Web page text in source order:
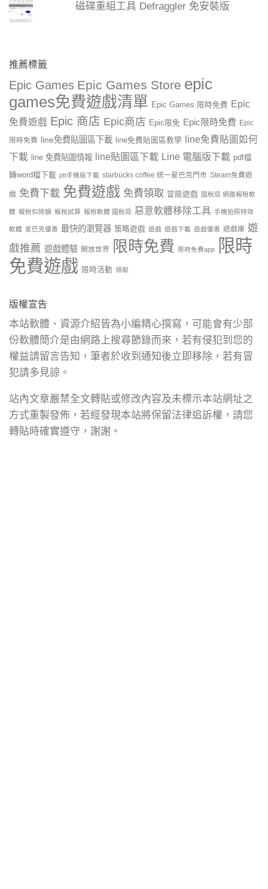
磁碟重組工具 Defraggler 免安裝版
推薦標籤
Epic Games Epic Games Store epic
games免費遊戲清單 Epic Games 限時免費 Epic
免費遊戲 Epic 商店 Epic商店 Epic限免 Epic限時免費 Epic
限時免費 line免費貼圖區下載 line免費貼圖區教學
line免費貼圖如何
下載
line 免費貼圖情報 line貼圖區下載 Line 電腦版下載 pdf檔
轉word檔下載 ptt手機版下載 starbucks coffee 統一星巴克門市 Steam免費遊
戲 免費下載 免費遊戲 免費領取 冒險遊戲 國稅局 網路報稅軟
體 報稅扣除額 報稅試算 報稅軟體 國稅局 惡意軟體移除工具 手機拍照特效
軟體 星巴克優惠 最快的瀏覽器 策略遊戲 遊戲 遊戲下載 遊戲優惠 遊戲庫 遊
戲推薦 遊戲體驗 開放世界 限時免費 限時免費app
限時
免費遊戲 限時活動 領取
版權宣告
本站軟體、資源介紹皆為小編精心撰寫，可能會有少部
份軟體簡介是由網路上搜尋節錄而來，若有侵犯到您的
權益請留言告知，筆者於收到通知後立即移除，若有冒
犯請多見諒。
站內文章嚴禁全文轉貼或修改內容及未標示本站網址之
方式重製發佈，若經發現本站將保留法律追訴權，請您
轉貼時確實遵守，謝謝。